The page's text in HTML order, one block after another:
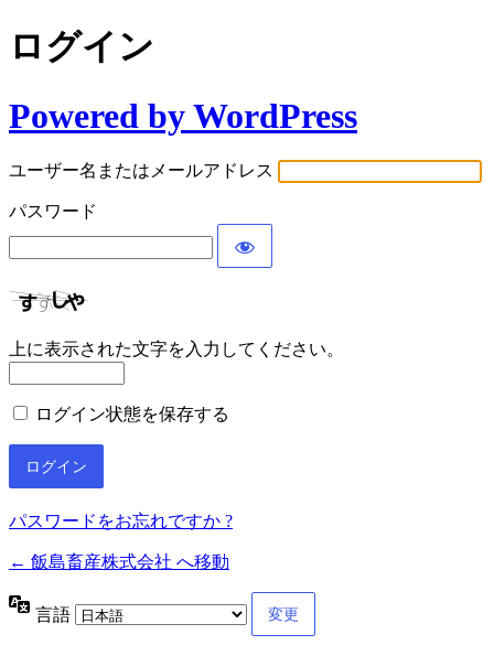
ログイン
Powered by WordPress
ユーザー名またはメールアドレス
パスワード
上に表示された文字を入力してください。
ログイン状態を保存する
パスワードをお忘れですか ?
← 飯島畜産株式会社 へ移動
言語